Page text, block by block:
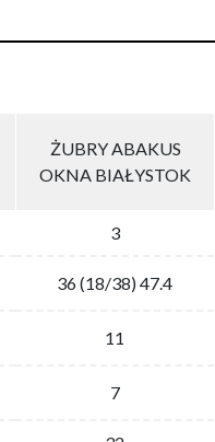
ŻUBRY ABAKUS
OKNA BIAŁYSTOK
3
36 (18/38) 47.4
11
7